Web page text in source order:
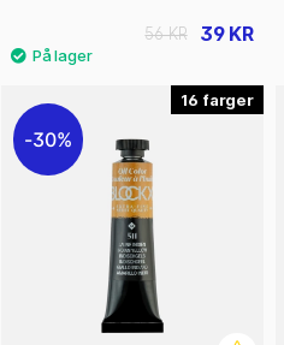
39 KR
56 KR
16
30%